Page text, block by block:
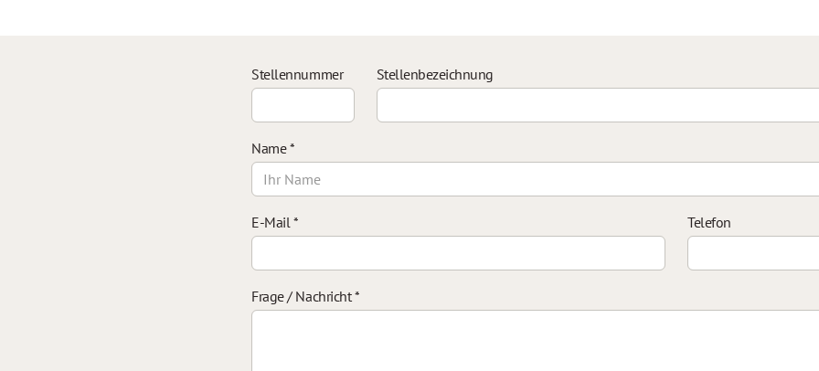
Stellennummer Stellenbezeichnung
Name*
E-Mail* Telefon
Frage / Nachricht*